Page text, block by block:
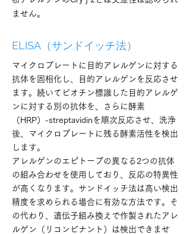
ません。
ELISA（サンドイッチ法）
マイクロプレートに目的アレルゲンに対する
抗体を固相化し、目的アレルゲンを反応させ
ます。続いてビオチン標識した目的アレルゲ
ンに対する別の抗体を、さらに酵素
（HRP）-streptavidinを順次反応させ、洗浄
後、マイクロプレートに残る酵素活性を検出
します。
アレルゲンのエピトープの異なる2つの抗体
の組み合わせを使用しており、反応の特異性
が高くなります。サンドイッチ法は高い検出
精度を求められる場合に有効な方法です。そ
の代わり、遺伝子組み換えで作製されたアレ
ルゲン（リコンビナント）は検出できませ